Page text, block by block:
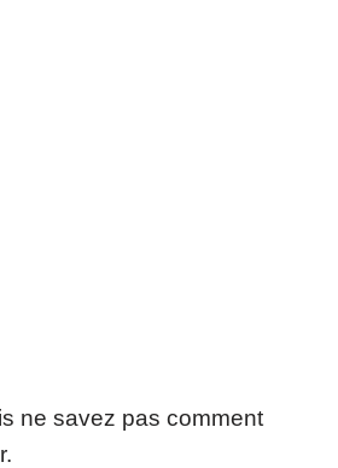
ne savez pas comment